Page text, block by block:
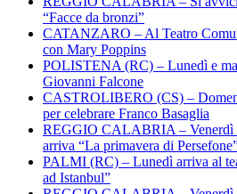
“Facce da bronzi”
CATANZARO – Al Teatro
con Mary Poppins
POLISTENA (RC) – Lunedì e
Giovanni Falcone
CASTROLIBERO (CS) –
per celebrare Franco Basaglia
REGGIO CALABRIA – Venerdì
arriva “La primavera di
PALMI (RC) – Lunedì arriva al
ad Istanbul”